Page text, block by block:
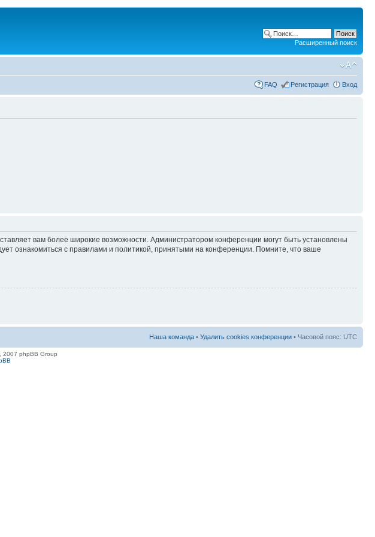
Расширенный поиск
FAQ Регистрация Вход
вам более широкие возможности. Администратором конференции могут быть установлены
ознакомиться с правилами и политикой, принятыми на конференции. Помните, что ваше
Наша команда • Удалить cookies конференции • Часовой пояс: UTC
phpBB Group